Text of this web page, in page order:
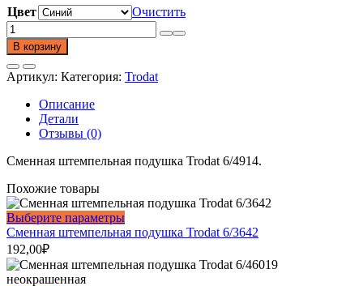
Цвет
Очистить
Количество
товара
Сменная
штемпельная
подушка
Trodat
6/4914
В корзину
Артикул: Категория: Trodat
Описание
Детали
Отзывы (0)
Сменная штемпельная подушка Trodat 6/4914.
Похожие товары
Выберите параметрыЭтот
товар
несколько
вариаций.
Сменная штемпельная подушка Trodat 6/3642
192,00₽